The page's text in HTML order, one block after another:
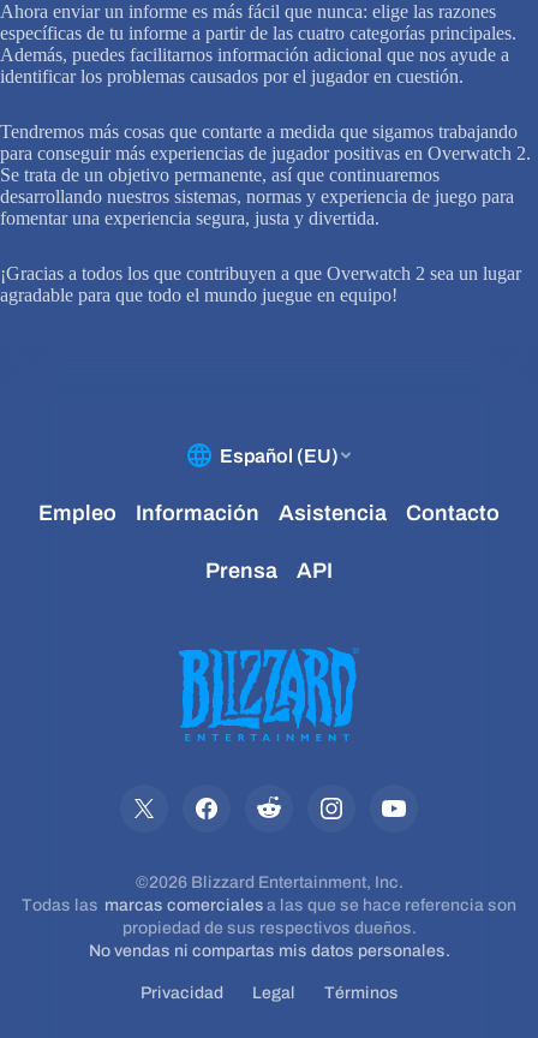
Ahora enviar un informe es más fácil que nunca: elige las razones
específicas de tu informe a partir de las cuatro categorías principales.
Además, puedes facilitarnos información adicional que nos ayude a
identificar los problemas causados por el jugador en cuestión.
Tendremos más cosas que contarte a medida que sigamos trabajando
para conseguir más experiencias de jugador positivas en Overwatch 2.
Se trata de un objetivo permanente, así que continuaremos
desarrollando nuestros sistemas, normas y experiencia de juego para
fomentar una experiencia segura, justa y divertida.
¡Gracias a todos los que contribuyen a que Overwatch 2 sea un lugar
agradable para que todo el mundo juegue en equipo!